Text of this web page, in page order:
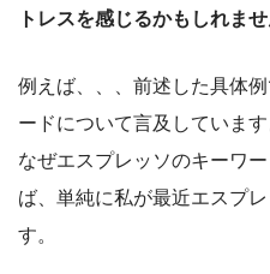
トレスを感じるかもしれませ
例えば、、、前述した具体
ードについて言及しています
なぜエスプレッソのキーワ
ば、単純に私が最近エスプ
す。